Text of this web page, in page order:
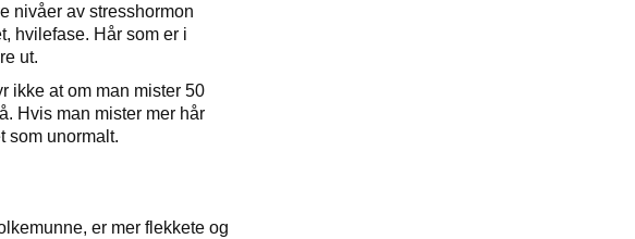
nivåer av stresshormon
hvilefase. Hår som er i
ut.
ikke at om man mister 50
Hvis man mister mer hår
som unormalt.
er mer flekkete og